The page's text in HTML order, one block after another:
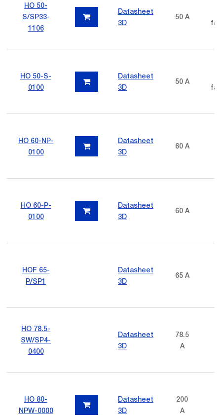
HO 50-
S/SP33-
1106
Datasheet
3D
50 A
HO 50-S-
0100
Datasheet
3D
50 A
HO 60-NP-
0100
Datasheet
3D
60 A
HO 60-P-
0100
Datasheet
3D
60 A
HOF 65-
P/SP1
Datasheet
3D
65 A
HO 78.5-
SW/SP4-
0400
Datasheet
3D
78.5
A
HO 80-
NPW-0000
Datasheet
3D
200
A